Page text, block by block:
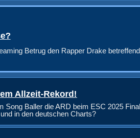
Betrug den Rapper Drake
Allzeit-Rekord!
Baller die ARD beim ESC 2025
in den deutschen Charts?